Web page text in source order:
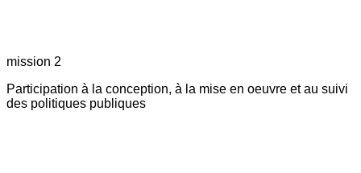
mission 2
Participation à la conception, à la mise en oeuvre et au suivi
des politiques publiques